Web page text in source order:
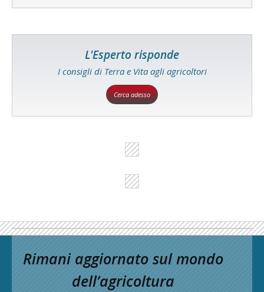
L'Esperto risponde
I consigli di Terra e Vita agli agricoltori
Cerca adesso
Rimani aggiornato sul mondo
dell’agricoltura